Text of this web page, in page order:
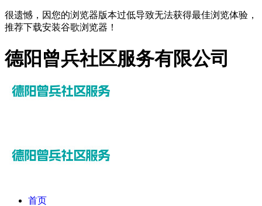
很遗憾，因您的浏览器版本过低导致无法获得最佳浏览体验，
推荐下载安装谷歌浏览器！
德阳曾兵社区服务有限公司
首页